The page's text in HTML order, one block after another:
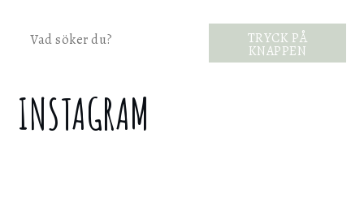
Sök TRYCK PÅ
KNAPPEN
INSTAGRAM